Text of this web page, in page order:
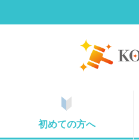
初めての方へ